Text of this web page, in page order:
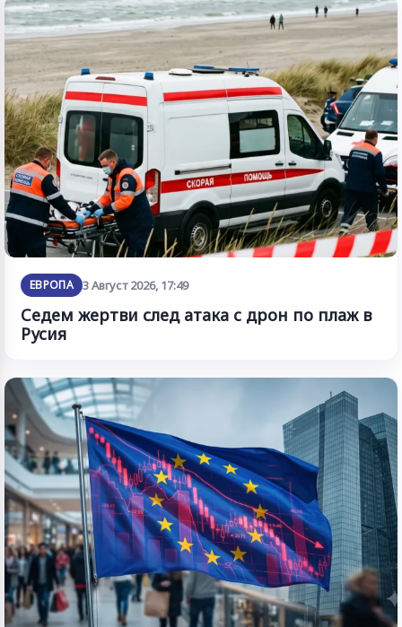
ЕВРОПА 3 Август 2026, 17:49
Седем жертви след атака с дрон по плаж в
Русия